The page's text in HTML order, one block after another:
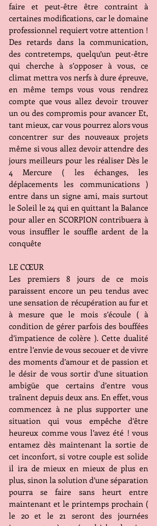
faire et peut-être être contraint à
certaines modifications, car le domaine
professionnel requiert votre attention !
Des retards dans la communication,
des contretemps, quelqu’un peut-être
qui cherche à s’opposer à vous, ce
climat mettra vos nerfs à dure épreuve,
en même temps vous vous rendrez
compte que vous allez devoir trouver
un ou des compromis pour avancer Et,
tant mieux, car vous pourrez alors vous
concentrer sur des nouveaux projets
même si vous allez devoir attendre des
jours meilleurs pour les réaliser Dès le
4 Mercure ( les échanges, les
déplacements les communications )
entre dans un signe ami, mais surtout
le Soleil le 24 qui en quittant la Balance
pour aller en SCORPION contribuera à
vous insuffler le souffle ardent de la
conquête
LE CŒUR
Les premiers 8 jours de ce mois
paraissent encore un peu tendus avec
une sensation de récupération au fur et
à mesure que le mois s’écoule ( à
condition de gérer parfois des bouffées
d’impatience de colère ). Cette dualité
entre l’envie de vous secouer et de vivre
des moments d’amour et de passion et
le désir de vous sortir d’une situation
ambigüe que certains d’entre vous
traînent depuis deux ans. En effet, vous
commencez à ne plus supporter une
situation qui vous empêche d’être
heureux comme vous l’avez été ! vous
entamez dès maintenant la sortie de
cet inconfort, si votre couple est solide
il ira de mieux en mieux de plus en
plus, sinon la solution d’une séparation
pourra se faire sans heurt entre
maintenant et le printemps prochain (
le 20 et le 21 seront des journées